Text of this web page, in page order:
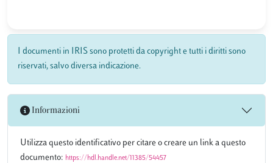
I documenti in IRIS sono protetti da copyright e tutti i diritti sono
riservati, salvo diversa indicazione.
Informazioni
Utilizza questo identificativo per citare o creare un link a questo
documento: https://hdl.handle.net/11385/54457